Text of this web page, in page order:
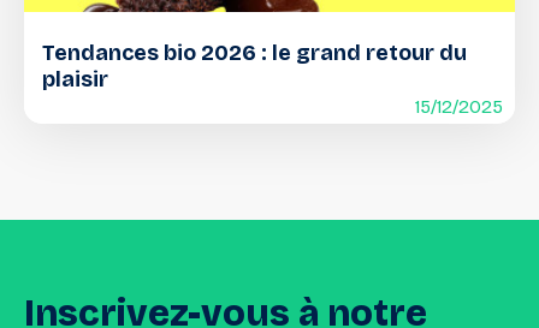
Tendances bio 2026 : le grand retour du
plaisir
15/12/2025
Inscrivez-vous à notre